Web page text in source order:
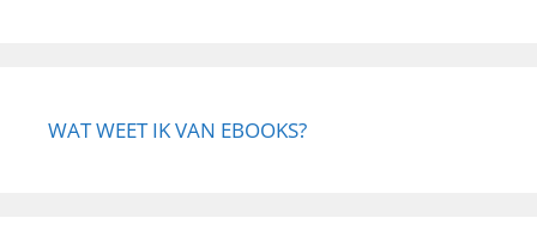
WAT WEET IK VAN EBOOKS?